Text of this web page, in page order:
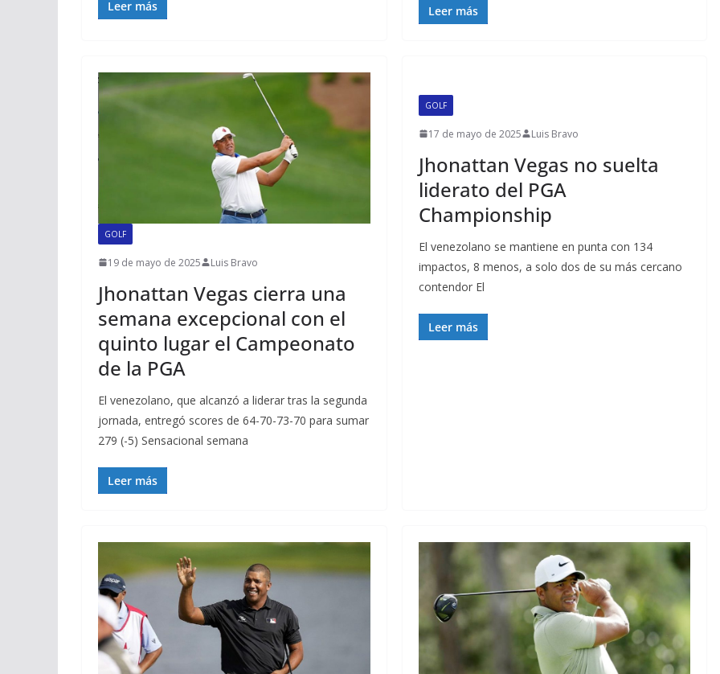
Leer más Leer más
GOLF
19 de mayo de 2025 Luis Bravo
Jhonattan Vegas cierra una
semana excepcional con el
quinto lugar el Campeonato
de la PGA
El venezolano, que alcanzó a liderar tras la segunda
jornada, entregó scores de 64-70-73-70 para sumar
279 (-5) Sensacional semana
Leer más
GOLF
17 de mayo de 2025 Luis Bravo
Jhonattan Vegas no suelta
liderato del PGA
Championship
El venezolano se mantiene en punta con 134
impactos, 8 menos, a solo dos de su más cercano
contendor El
Leer más